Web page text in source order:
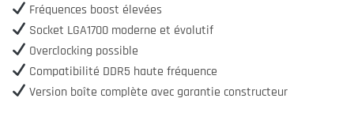
Fréquences boost élevées
Socket LGA1700 moderne et évolutif
Overclocking possible
Compatibilité DDR5 haute fréquence
Version boîte complète avec garantie constructeur